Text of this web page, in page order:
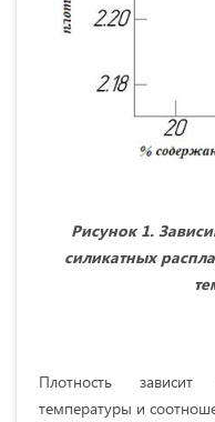
Рисунок 1.
силикатных
Плотность
температуры и